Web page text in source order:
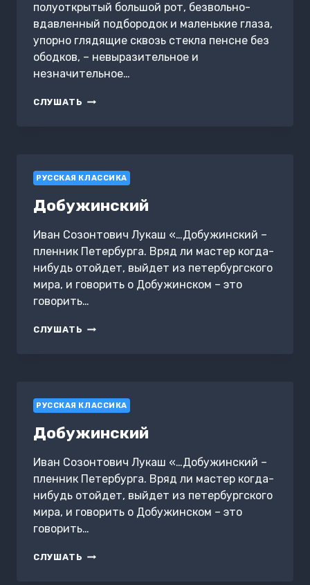
полуоткрытый большой рот, безвольно-
вдавленный подбородок и маленькие глаза,
упорно глядящие сквозь стекла пенсне без
ободков, – невыразительное и
незначительное…
СЛУШАТЬ УБИЙЦА
РУССКАЯ КЛАССИКА
Добужинский
Иван Созонтович Лукаш «…Добужинский –
пленник Петербурга. Вряд ли мастер когда-
нибудь отойдет, выйдет из петербургского
мира, и говорить о Добужинском – это
говорить…
СЛУШАТЬ ДОБУЖИНСКИЙ
РУССКАЯ КЛАССИКА
Добужинский
Иван Созонтович Лукаш «…Добужинский –
пленник Петербурга. Вряд ли мастер когда-
нибудь отойдет, выйдет из петербургского
мира, и говорить о Добужинском – это
говорить…
СЛУШАТЬ ДОБУЖИНСКИЙ